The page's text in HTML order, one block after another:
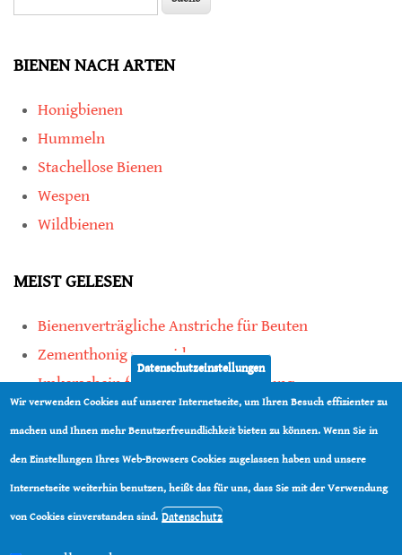
BIENEN NACH ARTEN
Honigbienen
Hummeln
Stachellose Bienen
Wespen
Wildbienen
MEIST GELESEN
Bienenverträgliche Anstriche für Beuten
Zementhonig vermeiden
Imkerschein für Honigbienen-Haltung
Kauf von Mittelwänden ist Vertrauenssache
teilen
Datenschutzeinstellungen
Wir verwenden Cookies auf unserer Internetseite, um Ihren Besuch effizienter zu
machen und Ihnen mehr Benutzerfreundlichkeit bieten zu können. Wenn Sie in
den Einstellungen Ihres Web-Browsers Cookies zugelassen haben und unsere
Internetseite weiterhin benutzen, heißt das für uns, dass Sie mit der Verwendung
von Cookies einverstanden sind. Datenschutz